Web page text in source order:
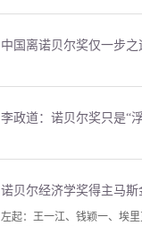
中国离诺贝尔奖仅一步
李政道：诺贝尔奖只是“
诺贝尔经济学奖得主马
左起：王一江、钱颖一、埃